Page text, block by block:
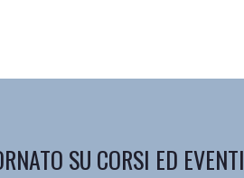
SU CORSI ED EVENTI